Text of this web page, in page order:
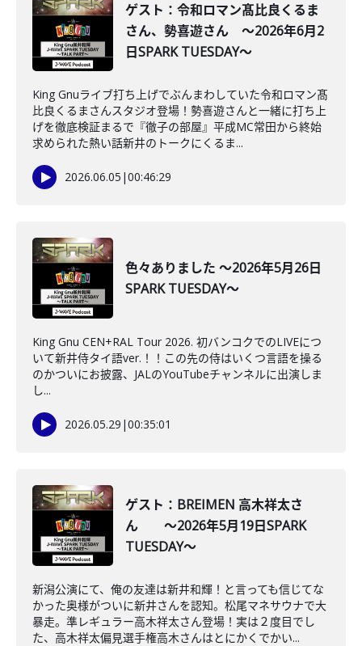
ゲスト：令和ロマン髙比良くるま
さん、勢喜遊さん ～2026年6月2
日SPARK TUESDAY～
King Gnuライブ打ち上げでぶんまわしていた令和ロマン髙
比良くるまさんスタジオ登場！勢喜遊さんと一緒に打ち上
げを徹底検証まるで『徹子の部屋』平成MC常田から終始
求められた熱い話新井のトークにくるま...
2026.06.05 |00:46:29
色々ありました ～2026年5月26日
SPARK TUESDAY～
King Gnu CEN+RAL Tour 2026. 初バンコクでのLIVEにつ
いて新井侍タイ語ver.！！この先の侍はいくつ言語を操る
のかついにお披露、JALのYouTubeチャンネルに出演しま
し...
2026.05.29 |00:35:01
ゲスト：BREIMEN 高木祥太さ
ん ～2026年5月19日SPARK
TUESDAY～
新潟公演にて、俺の友達は新井和輝！と言っても信じてな
かった奥様がついに新井さんを認知。松尾マネサウナで大
暴走。準レギュラー高木祥太さん登場！実は２度目でし
た、高木祥太偏見選手権高木さんはとにかくでかい...